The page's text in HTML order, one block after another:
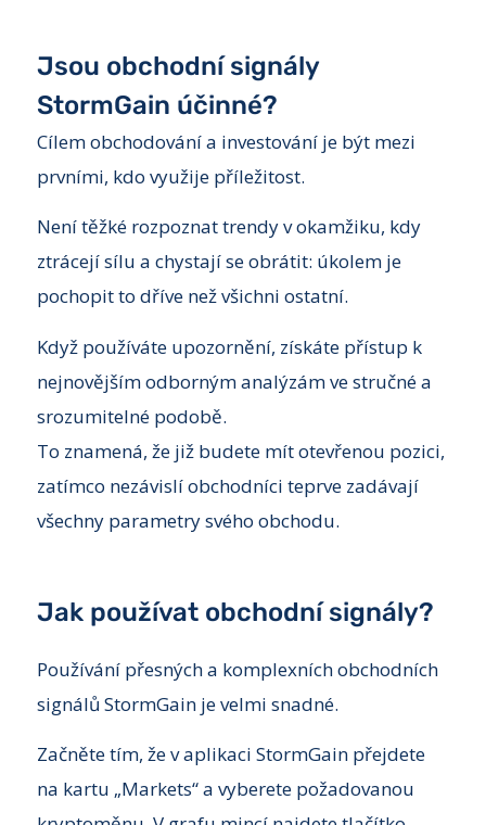
Jsou obchodní signály
StormGain účinné?
Cílem obchodování a investování je být mezi
prvními, kdo využije příležitost.
Není těžké rozpoznat trendy v okamžiku, kdy
ztrácejí sílu a chystají se obrátit: úkolem je
pochopit to dříve než všichni ostatní.
Když používáte upozornění, získáte přístup k
nejnovějším odborným analýzám ve stručné a
srozumitelné podobě.
To znamená, že již budete mít otevřenou pozici,
zatímco nezávislí obchodníci teprve zadávají
všechny parametry svého obchodu.
Jak používat obchodní signály?
Používání přesných a komplexních obchodních
signálů StormGain je velmi snadné.
Začněte tím, že v aplikaci StormGain přejdete
na kartu „Markets“ a vyberete požadovanou